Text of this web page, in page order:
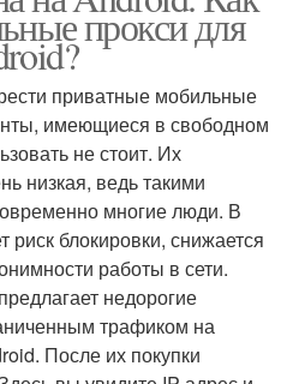
прокси для
приватные мобильные
имеющиеся в свободном
не стоит. Их
низкая, ведь такими
многие люди. В
риск блокировки, снижается
работы в сети.
недорогие
трафиком на
После их покупки